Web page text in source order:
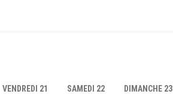
VENDREDI 21 SAMEDI 22 DIMANCHE 23